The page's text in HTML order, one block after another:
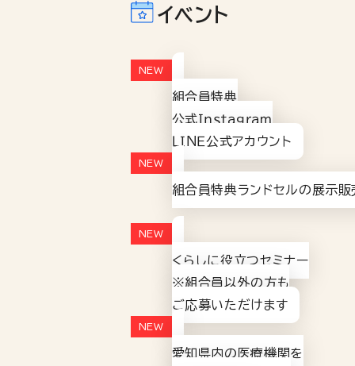
イベント
組合員特典
公式Ｉｎｓｔａｇｒａｍ
ＬＩＮＥ公式アカウント
組合員特典ランドセルの展示販
くらしに役立つセミナー
※組合員以外の方も
ご応募いただけます
愛知県内の医療機関を